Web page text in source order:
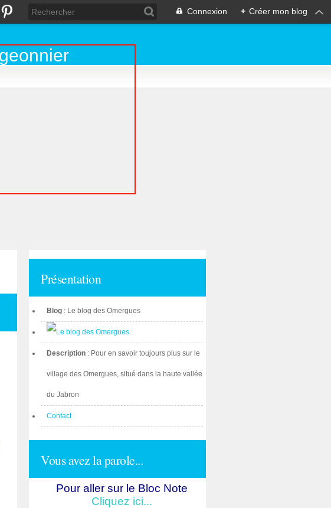
Connexion + Créer mon blog
Présentation
Blog : Le blog des Omergues
Description : Pour en savoir toujours plus sur le
village des Omergues, situé dans la haute vallée
du Jabron
Contact
Vous avez la parole...
Pour aller sur le Bloc Note
Cliquez ici...